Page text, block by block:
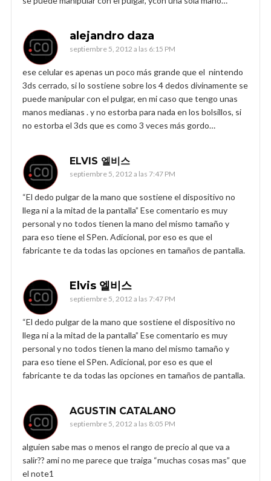
alejandro daza
septiembre 5, 2012 a las 6:15 PM
ese celular es apenas un poco más grande que el nintendo
3ds cerrado, si lo sostiene sobre los 4 dedos divinamente se
puede manipular con el pulgar, en mi caso que tengo unas
manos medianas . y no estorba para nada en los bolsillos, si
no estorba el 3ds que es como 3 veces más gordo…
ELVIS 엘비스
septiembre 5, 2012 a las 7:47 PM
“El dedo pulgar de la mano que sostiene el dispositivo no
llega ni a la mitad de la pantalla” Ese comentario es muy
personal y no todos tienen la mano del mismo tamaño y
para eso tiene el SPen. Adicional, por eso es que el
fabricante te da todas las opciones en tamaños de pantalla.
Elvis 엘비스
septiembre 5, 2012 a las 7:47 PM
“El dedo pulgar de la mano que sostiene el dispositivo no
llega ni a la mitad de la pantalla” Ese comentario es muy
personal y no todos tienen la mano del mismo tamaño y
para eso tiene el SPen. Adicional, por eso es que el
fabricante te da todas las opciones en tamaños de pantalla.
AGUSTIN CATALANO
septiembre 5, 2012 a las 8:05 PM
alguien sabe mas o menos el rango de precio al que va a
salir?? ami no me parece que traiga “muchas cosas mas” que
el note1